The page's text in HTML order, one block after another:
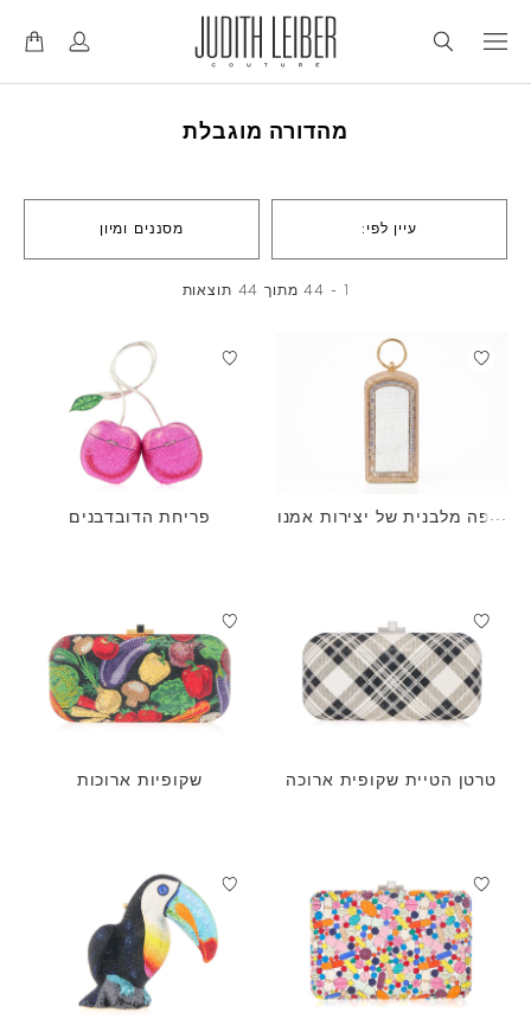
מהדורה מוגבלת
עיין לפי: מסננים ומיון
1 - 44 מתוך 44 תוצאות
כיפה מלבנית של יצירות אמנו
פריחת הדובדבנים
טרטן הטיית שקופית ארוכה שקופיות ארוכות